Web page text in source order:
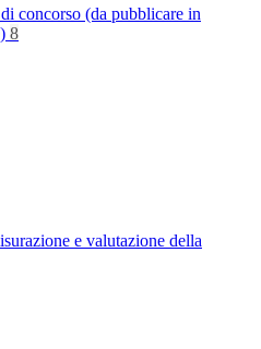
concorso (da pubblicare in
8
e valutazione della